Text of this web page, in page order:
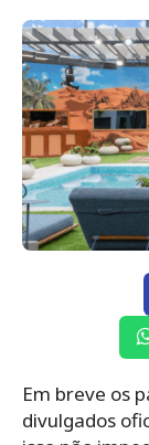
Em breve os
divulgados